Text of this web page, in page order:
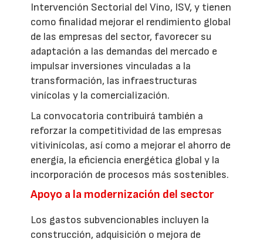
Intervención Sectorial del Vino, ISV, y tienen
como finalidad mejorar el rendimiento global
de las empresas del sector, favorecer su
adaptación a las demandas del mercado e
impulsar inversiones vinculadas a la
transformación, las infraestructuras
vinícolas y la comercialización.
La convocatoria contribuirá también a
reforzar la competitividad de las empresas
vitivinícolas, así como a mejorar el ahorro de
energía, la eficiencia energética global y la
incorporación de procesos más sostenibles.
Apoyo a la modernización del sector
Los gastos subvencionables incluyen la
construcción, adquisición o mejora de